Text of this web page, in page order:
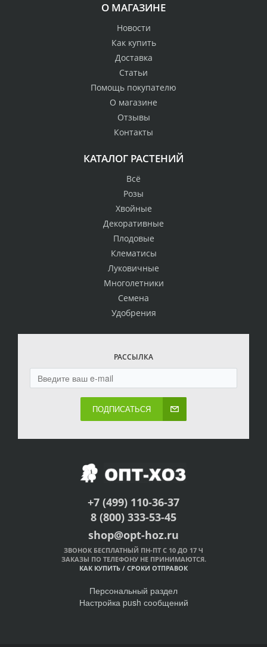
О МАГАЗИНЕ
Новости
Как купить
Доставка
Статьи
Помощь покупателю
О магазине
Отзывы
Контакты
КАТАЛОГ РАСТЕНИЙ
Всё
Розы
Хвойные
Декоративные
Плодовые
Клематисы
Луковичные
Многолетники
Семена
Удобрения
РАССЫЛКА
ПОДПИСАТЬСЯ
+7 (499) 110-36-37
8 (800) 333-53-45
shop@opt-hoz.ru
ЗВОНОК БЕСПЛАТНЫЙ ПН-ПТ С 10 ДО 17 Ч
ЗАКАЗЫ ПО ТЕЛЕФОНУ НЕ ПРИНИМАЮТСЯ.
КАК КУПИТЬ / СРОКИ ОТПРАВОК
Персональный раздел
Настройка push сообщений